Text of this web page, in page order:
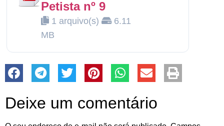
Petista nº 9
1 arquivo(s)
6.11
MB
Deixe um comentário